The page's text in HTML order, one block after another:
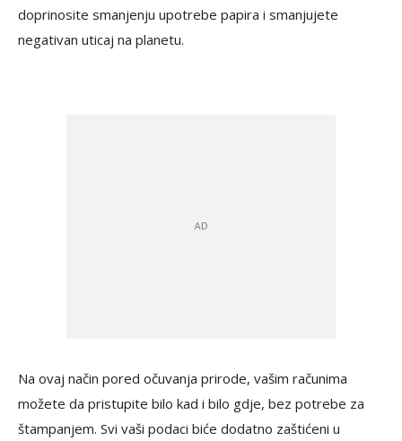
doprinosite smanjenju upotrebe papira i smanjujete
negativan uticaj na planetu.
Na ovaj način pored očuvanja prirode, vašim računima
možete da pristupite bilo kad i bilo gdje, bez potrebe za
štampanjem. Svi vaši podaci biće dodatno zaštićeni u